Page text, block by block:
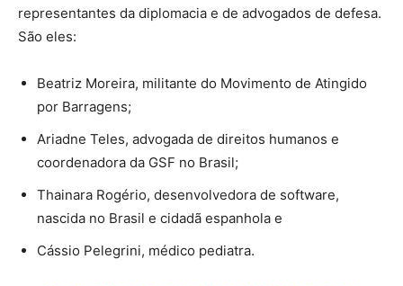
representantes da diplomacia e de advogados de defesa.
São eles:
Beatriz Moreira, militante do Movimento de Atingido
por Barragens;
Ariadne Teles, advogada de direitos humanos e
coordenadora da GSF no Brasil;
Thainara Rogério, desenvolvedora de software,
nascida no Brasil e cidadã espanhola e
Cássio Pelegrini, médico pediatra.